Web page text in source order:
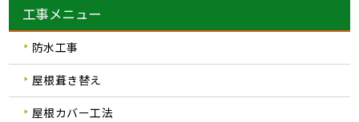
工事メニュー
防水工事
屋根葺き替え
屋根カバー工法